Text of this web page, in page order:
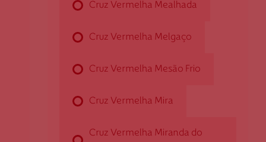
Cruz Vermelha Aveiro
Rua das Pombas, n.º 5
3810-150 Aveiro
daveiro@cruzvermelha.org.pt
Cruz Vermelha Mealhada
Cruz Vermelha Melgaço
Cruz Vermelha Mesão Frio
Cruz Vermelha Mira
Cruz Vermelha Miranda do